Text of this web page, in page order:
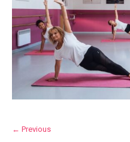
← Previous